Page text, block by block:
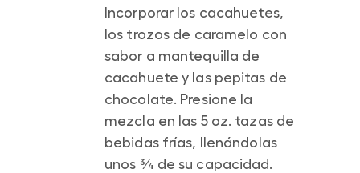
Incorporar los cacahuetes,
los trozos de caramelo con
sabor a mantequilla de
cacahuete y las pepitas de
chocolate. Presione la
mezcla en las 5 oz. tazas de
bebidas frías, llenándolas
unos ¾ de su capacidad.